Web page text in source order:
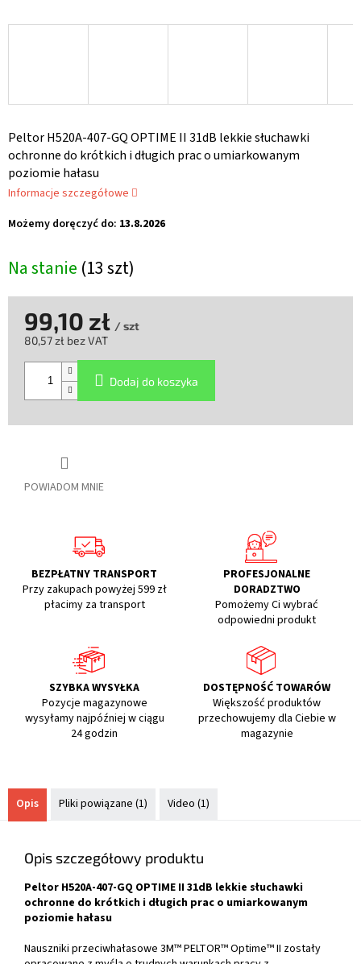
Na stanie (13 szt)
Możemy doręczyć do: 13.8.2026
Peltor H520A-407-GQ OPTIME II 31dB lekkie słuchawki
ochronne do krótkich i długich prac o umiarkowanym
poziomie hałasu
Informacje szczegółowe
POWIADOM MNIE
99,10 zł / szt
80,57 zł bez VAT
jednostkowa:
Dodaj do koszyka
BEZPŁATNY TRANSPORT
Przy zakupach powyżej 599 zł
płacimy za transport
PROFESJONALNE
DORADZTWO
Pomożemy Ci wybrać
odpowiedni produkt
SZYBKA WYSYŁKA
Pozycje magazynowe
wysyłamy najpóźniej w ciągu
24 godzin
DOSTĘPNOŚĆ TOWARÓW
Większość produktów
przechowujemy dla Ciebie w
magazynie
Opis Pliki powiązane (1) Video (1)
Opis szczegółowy produktu
Peltor H520A-407-GQ OPTIME II 31dB lekkie słuchawki
ochronne do krótkich i długich prac o umiarkowanym
poziomie hałasu
Nauszniki przeciwhałasowe 3M™ PELTOR™ Optime™ II zostały